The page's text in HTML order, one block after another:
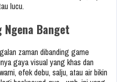
lucu.
Banget
zaman dibanding game
gaya visual yang khas dan
efek debu, salju, atau air bikin